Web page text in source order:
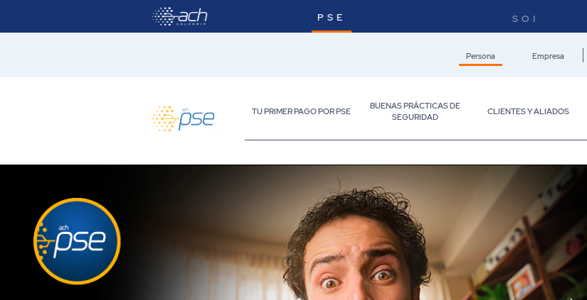
PSE SOI
Persona Empresa
TU PRIMER PAGO POR PSE
BUENAS PRÁCTICAS DE
SEGURIDAD
CLIENTES Y ALIADOS
Persona